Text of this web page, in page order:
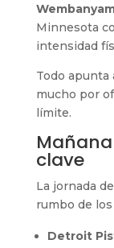
Minnesota
intensidad
Todo apunta
mucho por
límite.
clave
La jornada
rumbo de
Detroit